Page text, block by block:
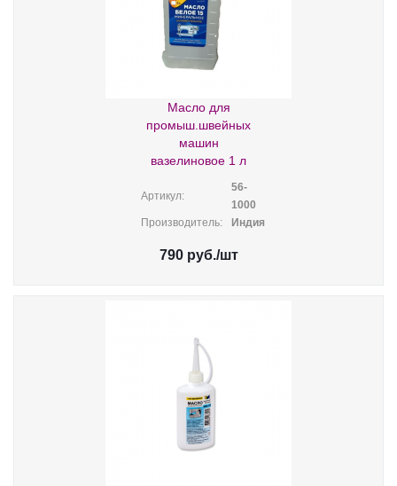
Масло для
промыш.швейных
машин
вазелиновое 1 л
Артикул:
56-
1000
Производитель:
Индия
790руб./шт